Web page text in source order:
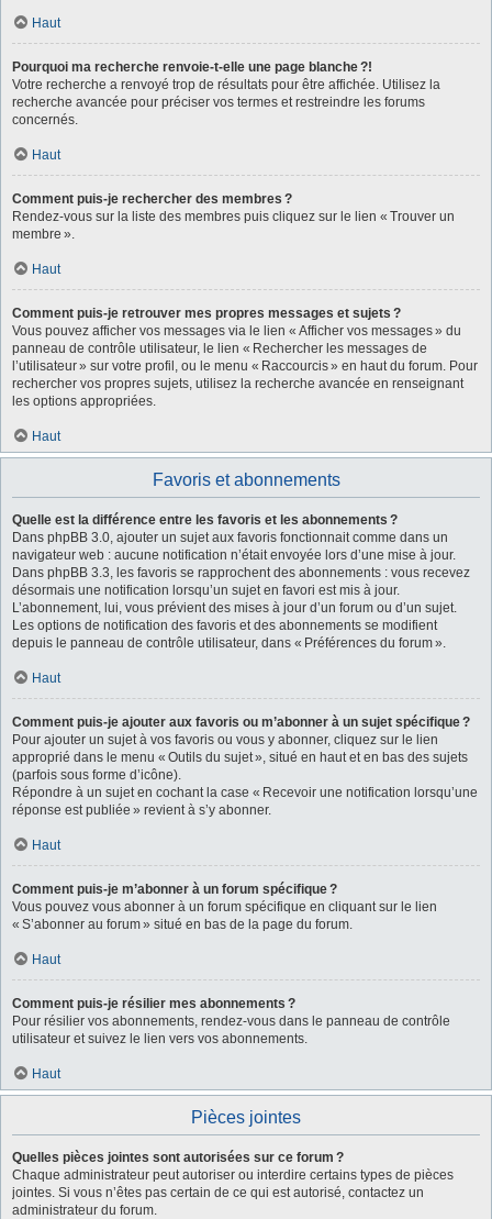
Haut
Pourquoi ma recherche renvoie-t-elle une page blanche ?!
Votre recherche a renvoyé trop de résultats pour être affichée. Utilisez la
recherche avancée pour préciser vos termes et restreindre les forums
concernés.
Haut
Comment puis-je rechercher des membres ?
Rendez-vous sur la liste des membres puis cliquez sur le lien « Trouver un
membre ».
Haut
Comment puis-je retrouver mes propres messages et sujets ?
Vous pouvez afficher vos messages via le lien « Afficher vos messages » du
panneau de contrôle utilisateur, le lien « Rechercher les messages de
l’utilisateur » sur votre profil, ou le menu « Raccourcis » en haut du forum. Pour
rechercher vos propres sujets, utilisez la recherche avancée en renseignant
les options appropriées.
Haut
Favoris et abonnements
Quelle est la différence entre les favoris et les abonnements ?
Dans phpBB 3.0, ajouter un sujet aux favoris fonctionnait comme dans un
navigateur web : aucune notification n’était envoyée lors d’une mise à jour.
Dans phpBB 3.3, les favoris se rapprochent des abonnements : vous recevez
désormais une notification lorsqu’un sujet en favori est mis à jour.
L’abonnement, lui, vous prévient des mises à jour d’un forum ou d’un sujet.
Les options de notification des favoris et des abonnements se modifient
depuis le panneau de contrôle utilisateur, dans « Préférences du forum ».
Haut
Comment puis-je ajouter aux favoris ou m’abonner à un sujet spécifique ?
Pour ajouter un sujet à vos favoris ou vous y abonner, cliquez sur le lien
approprié dans le menu « Outils du sujet », situé en haut et en bas des sujets
(parfois sous forme d’icône).
Répondre à un sujet en cochant la case « Recevoir une notification lorsqu’une
réponse est publiée » revient à s’y abonner.
Haut
Comment puis-je m’abonner à un forum spécifique ?
Vous pouvez vous abonner à un forum spécifique en cliquant sur le lien
« S’abonner au forum » situé en bas de la page du forum.
Haut
Comment puis-je résilier mes abonnements ?
Pour résilier vos abonnements, rendez-vous dans le panneau de contrôle
utilisateur et suivez le lien vers vos abonnements.
Haut
Pièces jointes
Quelles pièces jointes sont autorisées sur ce forum ?
Chaque administrateur peut autoriser ou interdire certains types de pièces
jointes. Si vous n’êtes pas certain de ce qui est autorisé, contactez un
administrateur du forum.